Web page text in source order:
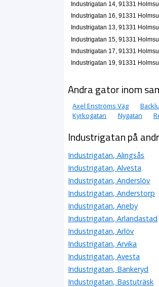
Industrigatan 14, 91331
Industrigatan 16, 91331
Industrigatan 13, 91331
Industrigatan 15, 91331
Industrigatan 17, 91331
Industrigatan 19, 91331
Andra gator inom
Axel Enströms Väg
Kyrkogatan
Nygatan
Industrigatan på
Industrigatan, Alingsås
Industrigatan, Alvesta
Industrigatan, Anderslöv
Industrigatan, Anderstorp
Industrigatan, Aneby
Industrigatan, Arlandastad
Industrigatan, Arlöv
Industrigatan, Arvika
Industrigatan, Avesta
Industrigatan, Bankeryd
Industrigatan, Bastuträsk